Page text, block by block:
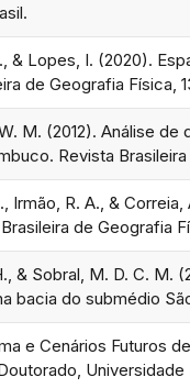
& Lopes, I. (2020).
de Geografia Física,
M. (2012). Análise
Revista
Irmão, R. A., &
de Geografia
& Sobral, M. D. C.
do submédio
e Cenários Futuros